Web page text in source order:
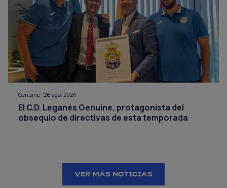
Genuine | 26 ago. 2024
El C.D. Leganés Genuine, protagonista del
obsequio de directivas de esta temporada
VER MÁS NOTICIAS